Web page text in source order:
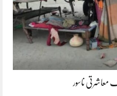
معاشرتی ناسور